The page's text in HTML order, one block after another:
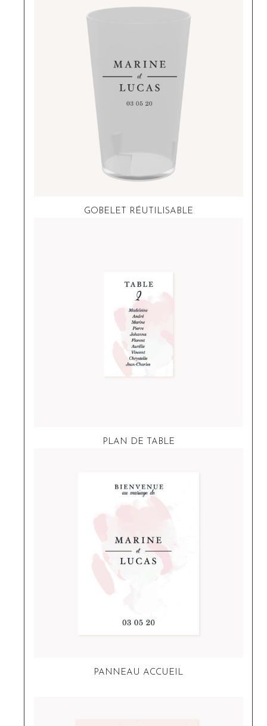
GOBELET RÉUTILISABLE
PLAN DE TABLE
PANNEAU ACCUEIL